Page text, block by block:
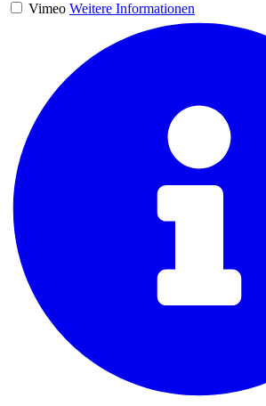
Vimeo Weitere Informationen